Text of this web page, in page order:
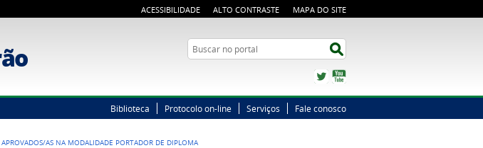
ACESSIBILIDADE ALTO CONTRASTE MAPA DO SITE
Busca
Twitter
Biblioteca Protocolo on-line Serviços Fale conosco
AS NA MODALIDADE PORTADOR DE DIPLOMA